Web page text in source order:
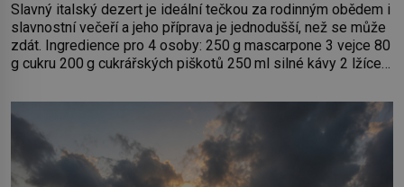
Slavný italský dezert je ideální tečkou za rodinným obědem i
slavnostní večeří a jeho příprava je jednodušší, než se může
zdát. Ingredience pro 4 osoby: 250 g mascarpone 3 vejce 80
g cukru 200 g cukrářských piškotů 250 ml silné kávy 2 lžíce
bílků. Žloutky vyšlehejte s cukrem do světlé pěny a postupně
do nich vmíchejte mascarpone, aby vznikl hladký